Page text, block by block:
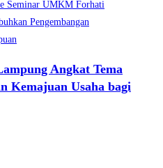
Angkat Tema
Kemajuan Usaha bagi